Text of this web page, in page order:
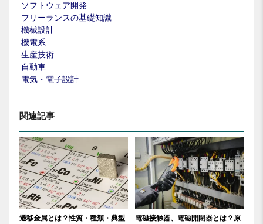
ソフトウェア開発
フリーランスの基礎知識
機械設計
機電系
生産技術
自動車
電気・電子設計
関連記事
遷移金属とは？性質・種類・典型
電磁接触器、電磁開閉器とは？原